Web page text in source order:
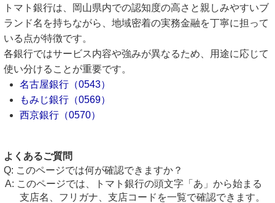
トマト銀行は、岡山県内での認知度の高さと親しみやすいブ
ランド名を持ちながら、地域密着の実務金融を丁寧に担って
いる点が特徴です。
各銀行ではサービス内容や強みが異なるため、用途に応じて
使い分けることが重要です。
名古屋銀行（0543）
もみじ銀行（0569）
西京銀行（0570）
よくあるご質問
このページでは何が確認できますか？
このページでは、トマト銀行の頭文字「あ」から始まる
支店名、フリガナ、支店コードを一覧で確認できます。